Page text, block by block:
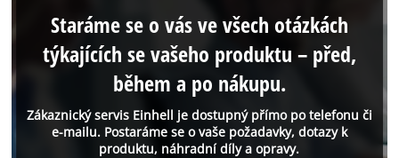
Zákaznický servis Einhell je dostupný přímo po telefonu či
e-mailu. Postaráme se o vaše požadavky, dotazy k
produktu, náhradní díly a opravy.
Staráme se o vás ve všech otázkách
týkajících se vašeho produktu – před,
během a po nákupu.